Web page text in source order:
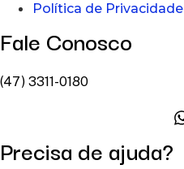
Política de Privacidade
Fale Conosco
(47) 3311-0180
Precisa de ajuda?